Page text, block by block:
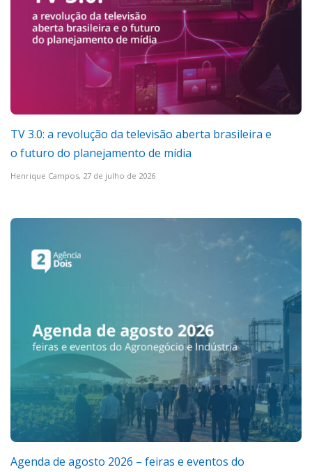
TV 3.0: a revolução da televisão aberta brasileira e
o futuro do planejamento de mídia
Henrique Campos, 27 de julho de 2026
Agenda de agosto 2026 – feiras e eventos do